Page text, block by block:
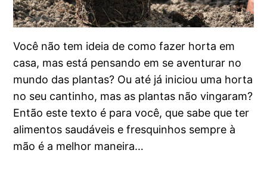
Você não tem ideia de como fazer horta em
casa, mas está pensando em se aventurar no
mundo das plantas? Ou até já iniciou uma horta
no seu cantinho, mas as plantas não vingaram?
Então este texto é para você, que sabe que ter
alimentos saudáveis e fresquinhos sempre à
mão é a melhor maneira…